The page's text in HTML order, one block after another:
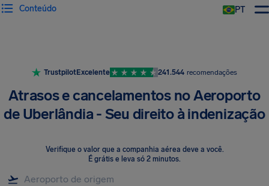
PT
Conteúdo
TrustpilotExcelente 241.544 recomendações
Atrasos e cancelamentos no Aeroporto
de Uberlândia - Seu direito à indenização
Verifique o valor que a companhia aérea deve a você.
É grátis e leva só 2 minutos.